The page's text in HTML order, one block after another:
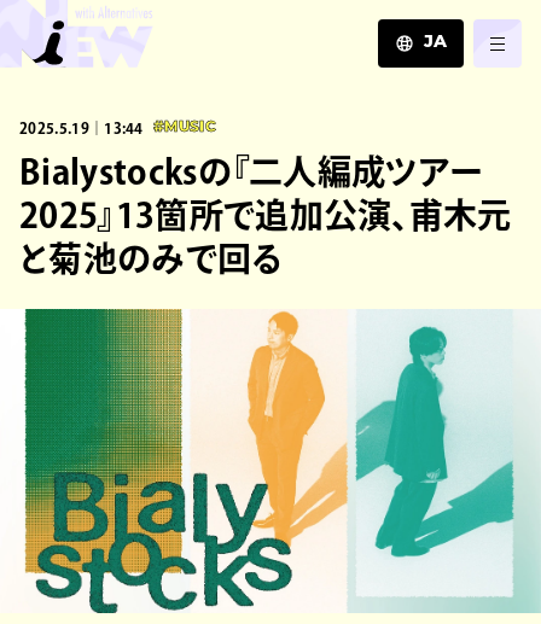
JA
ZH
2025.5.19｜13:44 #MUSIC
Bialystocksの『二人編成ツアー
2025』13箇所で追加公演、甫木元
と菊池のみで回る